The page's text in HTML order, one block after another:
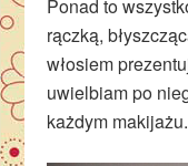
Ponad to
rączką,
włosiem
uwielbiam po
każdym makijażu.